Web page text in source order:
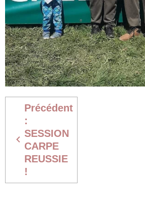
Précédent
:
SESSION
CARPE
REUSSIE
!